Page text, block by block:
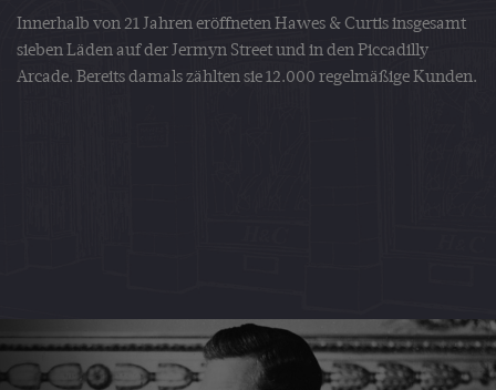
Innerhalb von 21 Jahren eröffneten Hawes & Curtis insgesamt
sieben Läden auf der Jermyn Street und in den Piccadilly
Arcade. Bereits damals zählten sie 12.000 regelmäßige Kunden.